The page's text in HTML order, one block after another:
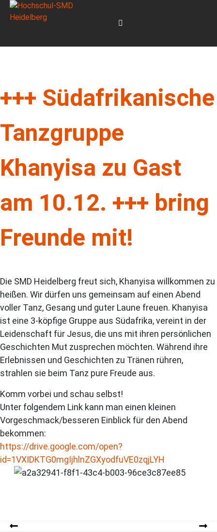
+++ Südafrikanische
Tanzgruppe
Khanyisa zu Gast
am 10.12. +++ bring
Freunde mit!
Die SMD Heidelberg freut sich, Khanyisa willkommen zu
heißen. Wir dürfen uns gemeinsam auf einen Abend
voller Tanz, Gesang und guter Laune freuen. Khanyisa
ist eine 3-köpfige Gruppe aus Südafrika, vereint in der
Leidenschaft für Jesus, die uns mit ihren persönlichen
Geschichten Mut zusprechen möchten. Während ihre
Erlebnissen und Geschichten zu Tränen rühren,
strahlen sie beim Tanz pure Freude aus.
Komm vorbei und schau selbst!
Unter folgendem Link kann man einen kleinen
Vorgeschmack/besseren Einblick für den Abend
bekommen:
https://drive.google.com/open?
id=1VXIDKTG0mgIjhlnZGXyodfuVE0zqjLYH